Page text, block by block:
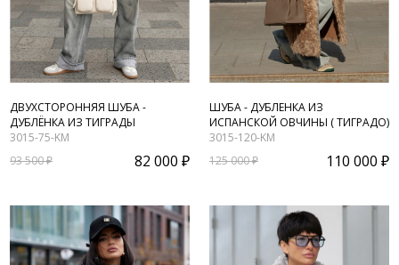
ДВУХСТОРОННЯЯ ШУБА -
ДУБЛЁНКА ИЗ ТИГРАДЫ
3015-75-KM
93 500 ₽
82 000 ₽
ШУБА - ДУБЛЕНКА ИЗ
ИСПАНСКОЙ ОВЧИНЫ ( ТИГРАДО)
3015-120-KM
125 000 ₽
110 000 ₽